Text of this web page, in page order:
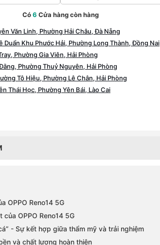
Có6 Cửa hàng còn hàng
Văn Linh, Phường Hải Châu, Đà Nẵng
Duẩn Khu Phước Hải, Phường Long Thành, Đồng Nai
Phường Gia Viên, Hải Phòng
Phường Thuỷ Nguyên, Hải Phòng
Tô Hiệu, Phường Lê Chân, Hải Phòng
Thái Học, Phường Yên Bái, Lào Cai
OPPO Reno14 5G
OPPO Reno14 5G
- Sự kết hợp giữa thẩm mỹ và trải nghiệm
và chất lượng hoàn thiện